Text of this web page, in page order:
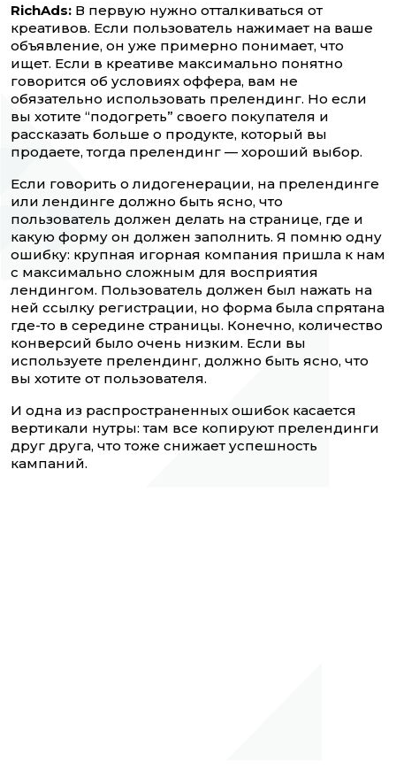
RichAds: В первую нужно отталкиваться от
креативов. Если пользователь нажимает на ваше
объявление, он уже примерно понимает, что
ищет. Если в креативе максимально понятно
говорится об условиях оффера, вам не
обязательно использовать прелендинг. Но если
вы хотите “подогреть” своего покупателя и
рассказать больше о продукте, который вы
продаете, тогда прелендинг — хороший выбор.
Если говорить о лидогенерации, на прелендинге
или лендинге должно быть ясно, что
пользователь должен делать на странице, где и
какую форму он должен заполнить. Я помню одну
ошибку: крупная игорная компания пришла к нам
с максимально сложным для восприятия
лендингом. Пользователь должен был нажать на
ней ссылку регистрации, но форма была спрятана
где-то в середине страницы. Конечно, количество
конверсий было очень низким. Если вы
используете прелендинг, должно быть ясно, что
вы хотите от пользователя.
И одна из распространенных ошибок касается
вертикали нутры: там все копируют прелендинги
друг друга, что тоже снижает успешность
кампаний.